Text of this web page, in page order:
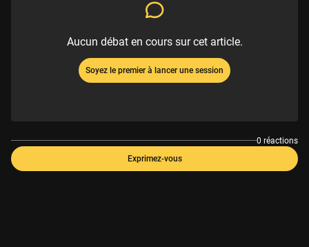
Aucun débat en cours sur cet article.
Soyez le premier à lancer une session
0 réactions
Exprimez-vous